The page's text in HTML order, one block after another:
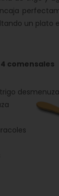
un plato
comensales